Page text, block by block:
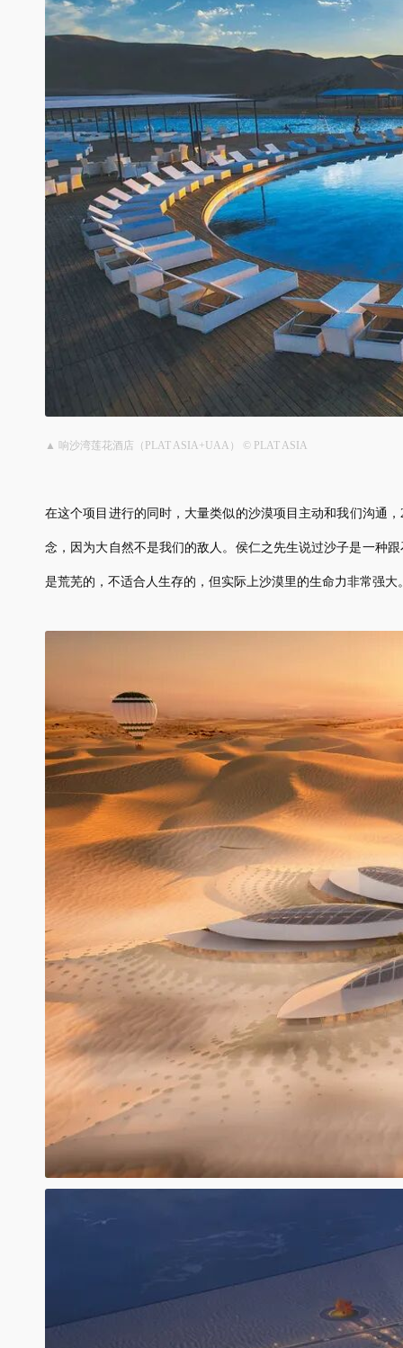
▲ 响沙湾莲花酒店（PLAT ASIA+UAA） © PLAT ASIA
在这个项目进行的同时，大量类似的沙漠项目主动和我们沟通
念，因为大自然不是我们的敌人。侯仁之先生说过沙子是一种
是荒芜的，不适合人生存的，但实际上沙漠里的生命力非常强大